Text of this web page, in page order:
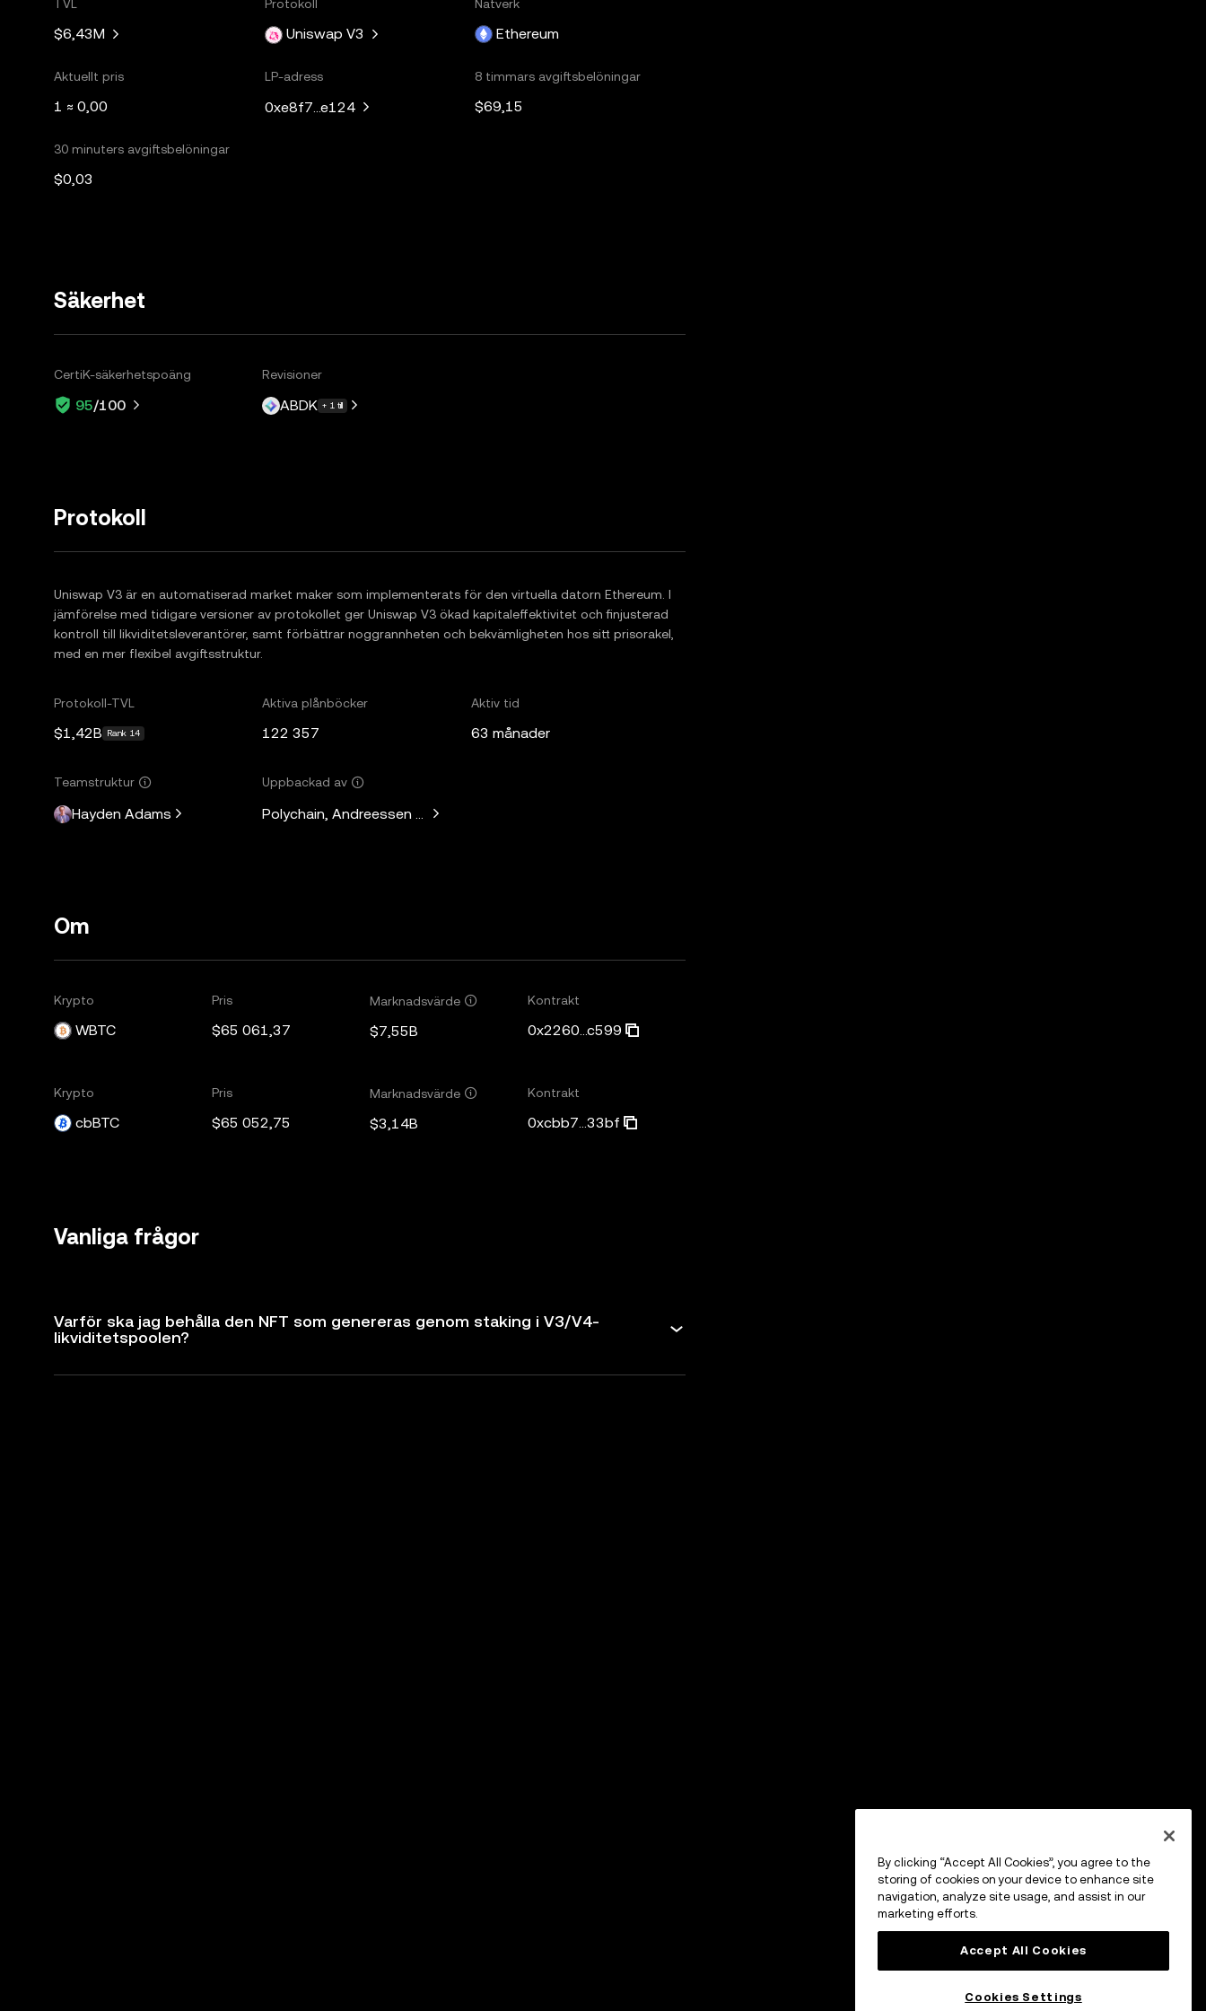
TVL
$6,43M
Protokoll
Uniswap V3
Nätverk
Ethereum
Aktuellt pris
1 ≈ 0,00
LP-adress
0xe8f7...e124
8 timmars avgiftsbelöningar
$69,15
30 minuters avgiftsbelöningar
$0,03
Säkerhet
CertiK-säkerhetspoäng
95/100
Revisioner
ABDK + 1 till
Protokoll
Uniswap V3 är en automatiserad market maker som implementerats för den virtuella datorn Ethereum. I
jämförelse med tidigare versioner av protokollet ger Uniswap V3 ökad kapitaleffektivitet och finjusterad
kontroll till likviditetsleverantörer, samt förbättrar noggrannheten och bekvämligheten hos sitt prisorakel,
med en mer flexibel avgiftsstruktur.
Protokoll-TVL
$1,42B Rank 14
Aktiva plånböcker
122 357
Aktiv tid
63 månader
Teamstruktur
Hayden Adams
Uppbackad av
Polychain, Andreessen Horowitz, Paradigm, Variant Fund, SV Angel
Om
Krypto
WBTC
Pris
$65 061,37
Marknadsvärde
$7,55B
Kontrakt
0x2260...c599
Krypto
cbBTC
Pris
$65 052,75
Marknadsvärde
$3,14B
Kontrakt
0xcbb7...33bf
Vanliga frågor
Varför ska jag behålla den NFT som genereras genom staking i V3/V4-
likviditetspoolen?
By clicking “Accept All Cookies”, you agree to the
storing of cookies on your device to enhance site
navigation, analyze site usage, and assist in our
marketing efforts.
Accept All Cookies
Cookies Settings